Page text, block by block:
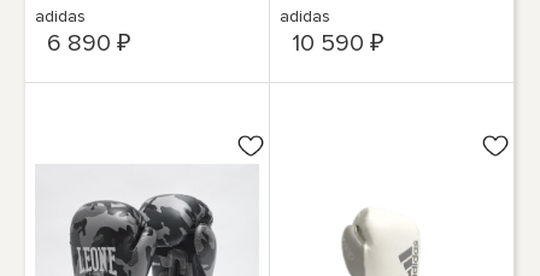
adidas
6 890 ₽
adidas
10 590 ₽